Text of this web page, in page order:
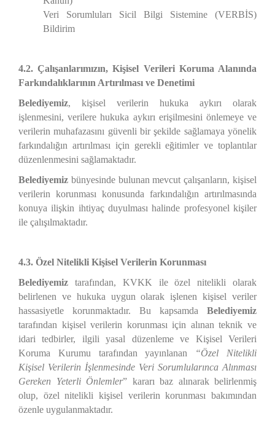
Veri Sorumluları Sicil Bilgi Sistemine (VERBİS)
Bildirim
4.2. Çalışanlarımızın, Kişisel Verileri Koruma Alanında
Farkındalıklarının Artırılması ve Denetimi
Belediyemiz, kişisel verilerin hukuka aykırı olarak
işlenmesini, verilere hukuka aykırı erişilmesini önlemeye ve
verilerin muhafazasını güvenli bir şekilde sağlamaya yönelik
farkındalığın artırılması için gerekli eğitimler ve toplantılar
düzenlenmesini sağlamaktadır.
Belediyemiz bünyesinde bulunan mevcut çalışanların, kişisel
verilerin korunması konusunda farkındalığın artırılmasında
konuya ilişkin ihtiyaç duyulması halinde profesyonel kişiler
ile çalışılmaktadır.
4.3. Özel Nitelikli Kişisel Verilerin Korunması
Belediyemiz tarafından, KVKK ile özel nitelikli olarak
belirlenen ve hukuka uygun olarak işlenen kişisel veriler
hassasiyetle korunmaktadır. Bu kapsamda Belediyemiz
tarafından kişisel verilerin korunması için alınan teknik ve
idari tedbirler, ilgili yasal düzenleme ve Kişisel Verileri
Koruma Kurumu tarafından yayınlanan
“Özel Nitelikli
Kişisel Verilerin İşlenmesinde Veri Sorumlularınca Alınması
Gereken Yeterli Önlemler” kararı baz alınarak belirlenmiş
olup, özel nitelikli kişisel verilerin korunması bakımından
özenle uygulanmaktadır.